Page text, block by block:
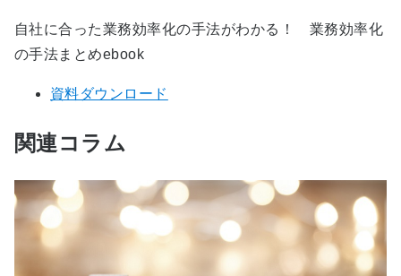
自社に合った業務効率化の手法がわかる！ 業務効率化
の手法まとめebook
資料ダウンロード
関連コラム